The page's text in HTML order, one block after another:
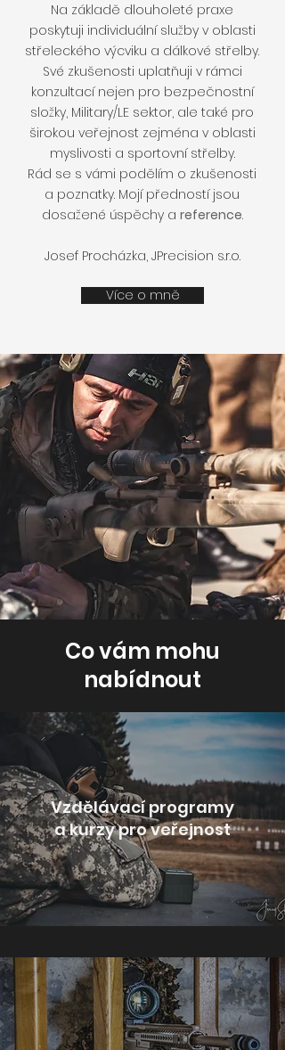
Na základě dlouholeté praxe
poskytuji individuální služby v oblasti
střeleckého výcviku a dálkové střelby.
Své zkušenosti uplatňuji v rámci
konzultací nejen pro bezpečnostní
složky, Military/LE sektor, ale také pro
širokou veřejnost zejména v oblasti
myslivosti a sportovní střelby.
Rád se s vámi podělím o zkušenosti
a poznatky. Mojí předností jsou
dosažené úspěchy a reference.
Josef Procházka, JPrecision s.r.o.
Více o mně
Co vám mohu
nabídnout
Vzdělávací programy
a kurzy pro veřejnost